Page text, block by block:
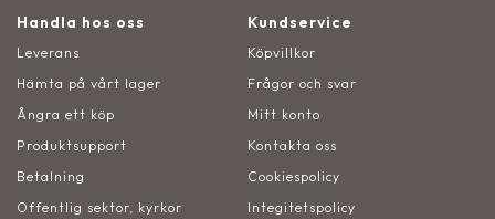
Handla hos oss
Leverans
Hämta på vårt lager
Ångra ett köp
Produktsupport
Betalning
Offentlig sektor, kyrkor
Kundservice
Köpvillkor
Frågor och svar
Mitt konto
Kontakta oss
Cookiespolicy
Integitetspolicy